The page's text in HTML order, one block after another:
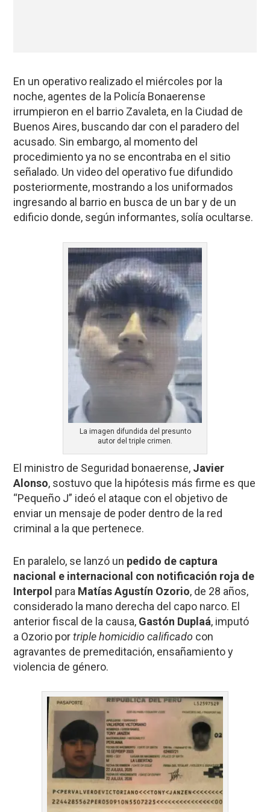
En un operativo realizado el miércoles por la
noche, agentes de la Policía Bonaerense
irrumpieron en el barrio Zavaleta, en la Ciudad de
Buenos Aires, buscando dar con el paradero del
acusado. Sin embargo, al momento del
procedimiento ya no se encontraba en el sitio
señalado. Un video del operativo fue difundido
posteriormente, mostrando a los uniformados
ingresando al barrio en busca de un bar y de un
edificio donde, según informantes, solía ocultarse.
La imagen difundida del presunto
autor del triple crimen.
El ministro de Seguridad bonaerense, Javier
Alonso, sostuvo que la hipótesis más firme es que
“Pequeño J” ideó el ataque con el objetivo de
enviar un mensaje de poder dentro de la red
criminal a la que pertenece.
En paralelo, se lanzó un pedido de captura
nacional e internacional con notificación roja de
Interpol para Matías Agustín Ozorio, de 28 años,
considerado la mano derecha del capo narco. El
anterior fiscal de la causa, Gastón Duplaá, imputó
a Ozorio portriple homicidio calificado con
agravantes de premeditación, ensañamiento y
violencia de género.